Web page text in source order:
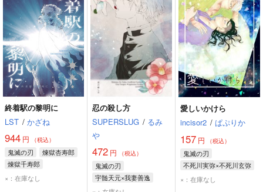
終着駅の黎明に
LST / かざね
944 円 （税込）
鬼滅の刃
煉獄杏寿郎
煉獄千寿郎
竈門炭治郎
×：在庫なし
忍の殺し方
SUPERSLUG / るみ
や
472 円 （税込）
鬼滅の刃
宇髄天元×我妻善逸
愛しいかけら
incisor2 / ぱぷりか
157円 （税込）
鬼滅の刃
不死川実弥×不死川玄弥
不死川実弥
×：在庫なし